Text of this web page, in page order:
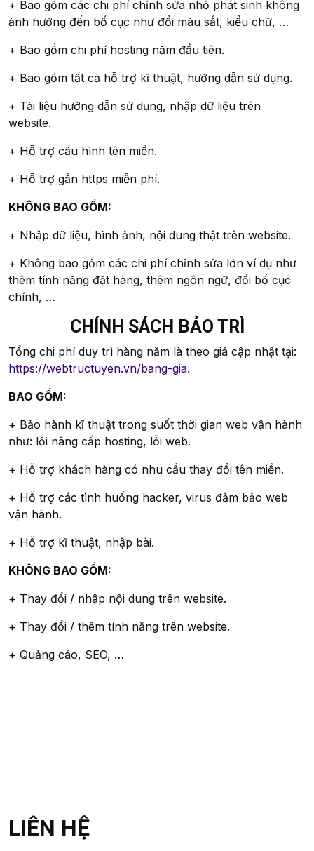
+ Bao gồm các chi phí chỉnh sửa nhỏ phát sinh không
ảnh hướng đến bố cục như đổi màu sắt, kiểu chữ, …
+ Bao gồm chi phí hosting năm đầu tiên.
+ Bao gồm tất cả hỗ trợ kĩ thuật, hướng dẫn sử dụng.
+ Tài liệu hướng dẫn sử dụng, nhập dữ liệu trên
website.
+ Hỗ trợ cấu hình tên miền.
+ Hỗ trợ gắn https miễn phí.
KHÔNG BAO GỒM:
+ Nhập dữ liệu, hình ảnh, nội dung thật trên website.
+ Không bao gồm các chi phí chỉnh sửa lớn ví dụ như
thêm tính năng đặt hàng, thêm ngôn ngữ, đổi bố cục
chính, …
CHÍNH SÁCH BẢO TRÌ
Tổng chi phí duy trì hàng năm là theo giá cập nhật tại:
https://webtructuyen.vn/bang-gia.
BAO GỒM:
+ Bảo hành kĩ thuật trong suốt thời gian web vận hành
như: lỗi nâng cấp hosting, lỗi web.
+ Hỗ trợ khách hàng có nhu cầu thay đổi tên miền.
+ Hỗ trợ các tình huống hacker, virus đảm bảo web
vận hành.
+ Hỗ trợ kĩ thuật, nhập bài.
KHÔNG BAO GỒM:
+ Thay đổi / nhập nội dung trên website.
+ Thay đổi / thêm tính năng trên website.
+ Quảng cáo, SEO, …
LIÊN HỆ